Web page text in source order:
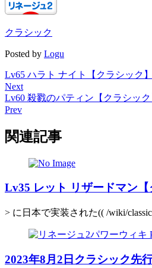
クラシック
Posted by Logu
Lv65 ハラト ナイト【クラシック】
Next
Lv60 殺戮のパティン【クラシック
Prev
関連記事
Lv35 レット リザードマン【
> に日本で実装された(( /wiki/
2023年8月2日クラシック先